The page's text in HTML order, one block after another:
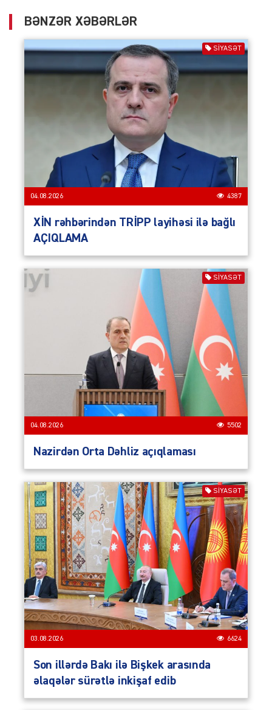
BƏNZƏR XƏBƏRLƏR
SIYASƏT
04.08.2026 4387
XİN rəhbərindən TRİPP layihəsi ilə bağlı
AÇIQLAMA
SIYASƏT
04.08.2026 5502
Nazirdən Orta Dəhliz açıqlaması
SIYASƏT
03.08.2026 6624
Son illərdə Bakı ilə Bişkek arasında
əlaqələr sürətlə inkişaf edib